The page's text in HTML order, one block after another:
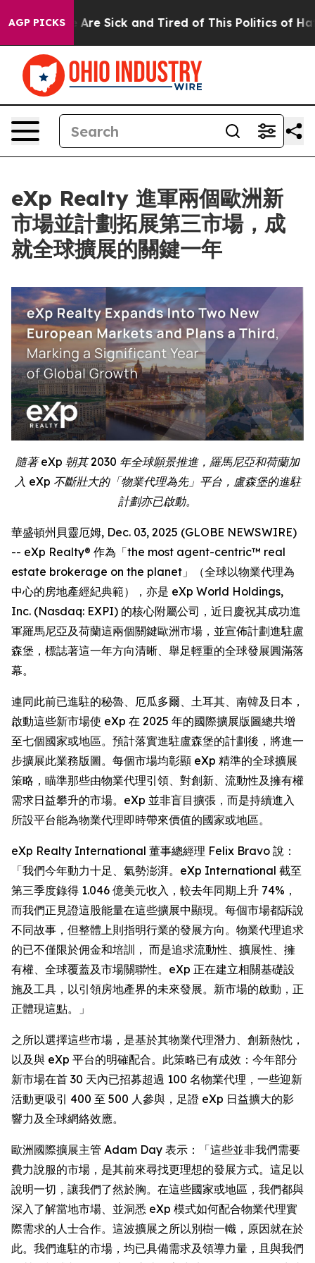
AGP PICKSAre Sick and Tired of This Politics of Hatred”
eXp Realty 進軍兩個歐洲新
市場並計劃拓展第三市場，成
就全球擴展的關鍵一年
隨著 eXp 朝其 2030 年全球願景推進，羅馬尼亞和荷蘭加
入 eXp 不斷壯大的「物業代理為先」平台，盧森堡的進駐
計劃亦已啟動。
華盛頓州貝靈厄姆, Dec. 03, 2025 (GLOBE NEWSWIRE)
-- eXp Realty® 作為「the most agent-centric™ real
estate brokerage on the planet」（全球以物業代理為
中心的房地產經紀典範），亦是 eXp World Holdings,
Inc. (Nasdaq: EXPI) 的核心附屬公司，近日慶祝其成功進
軍羅馬尼亞及荷蘭這兩個關鍵歐洲市場，並宣佈計劃進駐盧
森堡，標誌著這一年方向清晰、舉足輕重的全球發展圓滿落
幕。
連同此前已進駐的秘魯、厄瓜多爾、土耳其、南韓及日本，
啟動這些新市場使 eXp 在 2025 年的國際擴展版圖總共增
至七個國家或地區。預計落實進駐盧森堡的計劃後，將進一
步擴展此業務版圖。每個市場均彰顯 eXp 精準的全球擴展
策略，瞄準那些由物業代理引領、對創新、流動性及擁有權
需求日益攀升的市場。eXp 並非盲目擴張，而是持續進入
所設平台能為物業代理即時帶來價值的國家或地區。
eXp Realty International 董事總經理 Felix Bravo 說：
「我們今年動力十足、氣勢澎湃。eXp International 截至
第三季度錄得 1.046 億美元收入，較去年同期上升 74%，
而我們正見證這股能量在這些擴展中顯現。每個市場都訴說
不同故事，但整體上則指明行業的發展方向。物業代理追求
的已不僅限於佣金和培訓， 而是追求流動性、擴展性、擁
有權、全球覆蓋及市場關聯性。eXp 正在建立相關基礎設
施及工具，以引領房地產界的未來發展。新市場的啟動，正
正體現這點。」
之所以選擇這些市場，是基於其物業代理潛力、創新熱忱，
以及與 eXp 平台的明確配合。此策略已有成效：今年部分
新市場在首 30 天內已招募超過 100 名物業代理，一些迎新
活動更吸引 400 至 500 人參與，足證 eXp 日益擴大的影
響力及全球網絡效應。
歐洲國際擴展主管 Adam Day 表示：「這些並非我們需要
費力說服的市場，是其前來尋找更理想的發展方式。這足以
說明一切，讓我們了然於胸。在這些國家或地區，我們都與
深入了解當地市場、並洞悉 eXp 模式如何配合物業代理實
際需求的人士合作。這波擴展之所以別樹一幟，原因就在於
此。我們進駐的市場，均已具備需求及領導力量，且與我們